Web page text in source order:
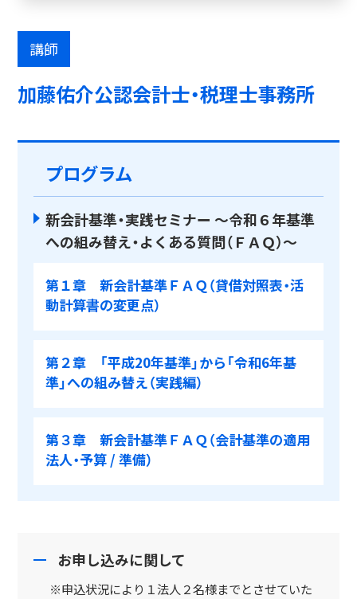
講師
加藤佑介公認会計士・税理士事務所
プログラム
新会計基準・実践セミナー ～令和６年基準
への組み替え・よくある質問（ＦＡＱ）～
第１章 新会計基準ＦＡＱ（貸借対照表・活
動計算書の変更点）
第２章 「平成20年基準」から「令和6年基
準」への組み替え（実践編）
第３章 新会計基準ＦＡＱ（会計基準の適用
法人・予算 / 準備）
お申し込みに関して
※申込状況により１法人２名様までとさせていた